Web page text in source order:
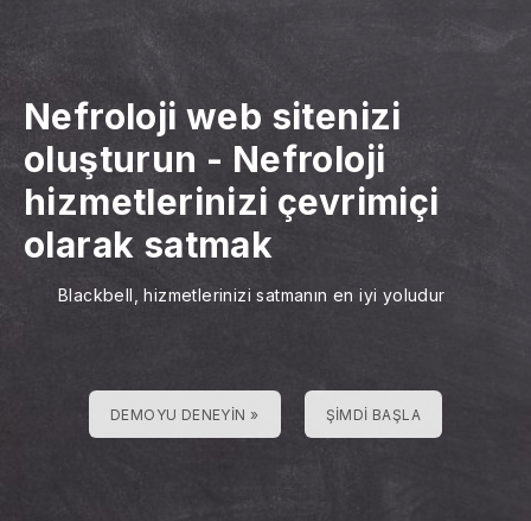
Nefroloji web sitenizi
oluşturun - Nefroloji
hizmetlerinizi çevrimiçi
olarak satmak
Blackbell, hizmetlerinizi satmanın en iyi yoludur
DEMOYU DENEYIN » ŞIMDI BAŞLA